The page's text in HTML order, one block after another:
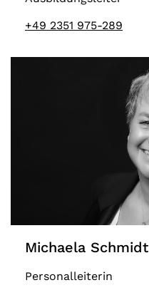
+49 2351 975-289
Michaela Schmidt
Personalleiterin